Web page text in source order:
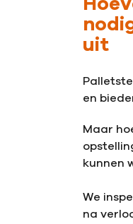
uit
en
Maar
kunnen
We
na